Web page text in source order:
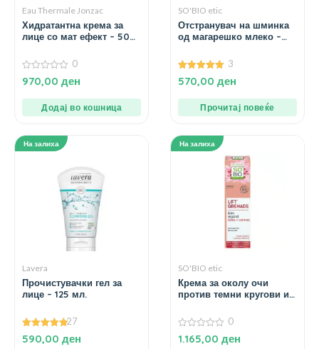
Eau Thermale Jonzac
Хидратантна крема за
лице со мат ефект – 50
0
од
0
970,00 ден
Додај во кошница
SO'BIO etic
Отстранувач на шминка
од магарешко млеко –
5.00
од 5
3
570,00 ден
Прочитај повеќе
На залиха
Lavera
Прочистувачки гел за
лице – 125 мл.
5.00
од 5
27
590,00 ден
На залиха
SO'BIO etic
Крема за околу очи
против темни кругови и
0
од
0
1.165,00 ден